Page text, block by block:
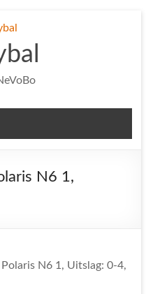
N6 1,
N6 1, Uitslag: 0-4,